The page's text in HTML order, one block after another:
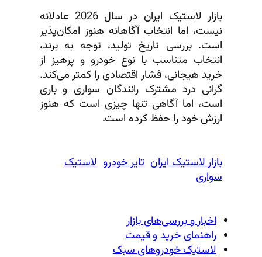
بازار لاستیک ایران در سال 2026 عادلانه
نیست، اما انتخاب آگاهانه هنوز امکان‌پذیر
است. بررسی تاریخ تولید، توجه به برند،
انتخاب متناسب با نوع خودرو و پرهیز از
خرید هیجانی، فشار اقتصادی را کمتر می‌کند.
گرانی درد مشترک رانندگان سواری و باری
است، اما آگاهی تنها چیزی است که هنوز
ارزش خود را حفظ کرده است.
بازار لاستیک ایران تایر خودرو لاستیک
سواری
اخبار و بررسی‌های بازار
راهنمای خرید و قیمت
لاستیک خودروهای سبک